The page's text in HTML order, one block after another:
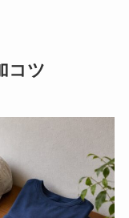
コツ